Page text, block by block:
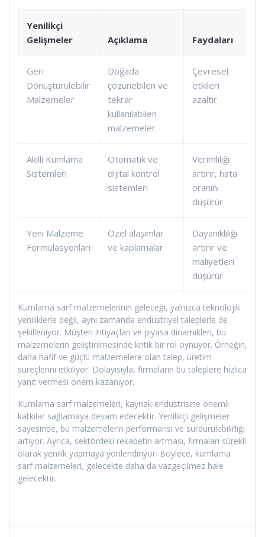
Yenilikçi
Gelişmeler
Açıklama Faydaları
Geri
Dönüştürülebilir
Malzemeler
Doğada
çözünebilen ve
tekrar
kullanılabilen
malzemeler
Çevresel
etkileri
azaltır
Akıllı Kumlama
Sistemleri
Otomatik ve
dijital kontrol
sistemleri
Verimliliği
artırır, hata
oranını
düşürür
Yeni Malzeme
Formülasyonları
Özel alaşımlar
ve kaplamalar
Dayanıklılığı
artırır ve
maliyetleri
düşürür
Kumlama sarf malzemelerinin geleceği, yalnızca teknolojik
yeniliklerle değil, aynı zamanda endüstriyel taleplerle de
şekilleniyor. Müşteri ihtiyaçları ve piyasa dinamikleri, bu
malzemelerin geliştirilmesinde kritik bir rol oynuyor. Örneğin,
daha hafif ve güçlü malzemelere olan talep, üretim
süreçlerini etkiliyor. Dolayısıyla, firmaların bu taleplere hızlıca
yanıt vermesi önem kazanıyor.
Kumlama sarf malzemeleri, kaynak endüstrisine önemli
katkılar sağlamaya devam edecektir. Yenilikçi gelişmeler
sayesinde, bu malzemelerin performansı ve sürdürülebilirliği
artıyor. Ayrıca, sektördeki rekabetin artması, firmaları sürekli
olarak yenilik yapmaya yönlendiriyor. Böylece, kumlama
sarf malzemeleri, gelecekte daha da vazgeçilmez hale
gelecektir.